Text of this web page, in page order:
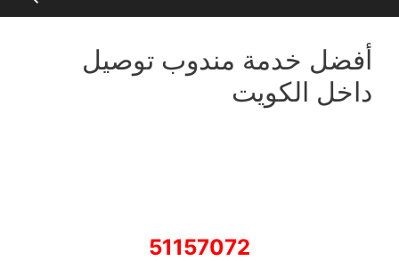
أفضل خدمة مندوب توصيل
داخل الكويت
51157072